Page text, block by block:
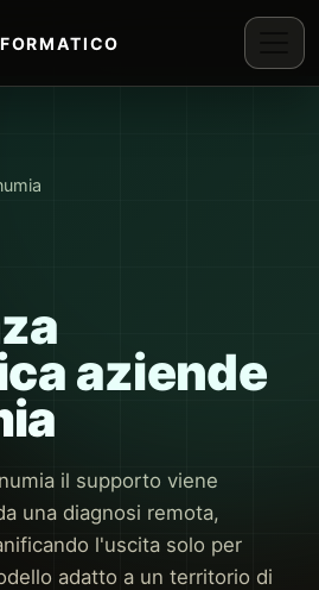
aziende
il supporto viene
una diagnosi remota,
l'uscita solo per
adatto a un territorio di